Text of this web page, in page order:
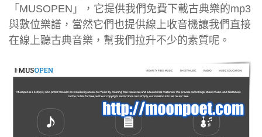
「MUSOPEN」，它提供我們免費下載古典樂的mp3
與數位樂譜，當然它們也提供線上收音機讓我們直接
在線上聽古典音樂，幫我們拉升不少的素質呢。